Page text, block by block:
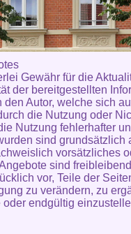
Gewähr für die
der bereitgestellten
den Autor, welche sich
die Nutzung oder
Nutzung fehlerhafter
sind grundsätzlich
vorsätzliches
sind
vor, Teile der
zu verändern, zu
endgültig